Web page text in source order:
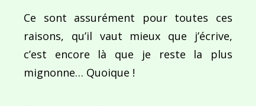
Ce sont assurément pour toutes ces
raisons, qu’il vaut mieux que j’écrive,
c’est encore là que je reste la plus
mignonne… Quoique !